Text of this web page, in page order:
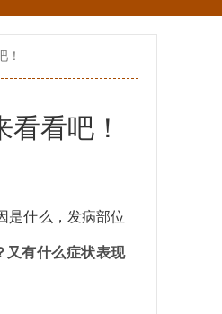
！
看吧！
是什么，发病部位
又有什么症状表现